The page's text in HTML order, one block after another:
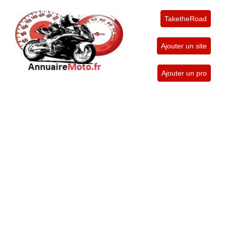
TaketheRoad
Ajouter un site
Ajouter un pro